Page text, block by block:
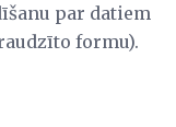
par datiem
formu).